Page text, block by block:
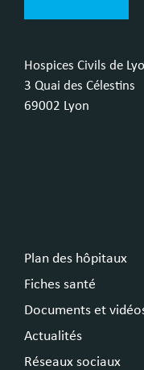
Hospices Civils de
3 Quai des Célestins
69002 Lyon
Plan des hôpitaux
Fiches santé
Documents et
Actualités
Réseaux sociaux